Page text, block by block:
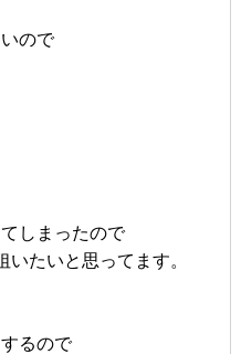
ので
しまったので
たいと思ってます。
るので